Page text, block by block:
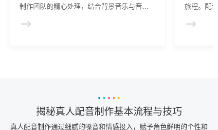
制作团队的精心处理，结合背景音乐与音
完美声音效果。
旅程。配
觉盛宴，
揭秘真人配音制作基本流程与技巧
真人配音制作通过细腻的嗓音和情感投入，赋予角色鲜明的个性和